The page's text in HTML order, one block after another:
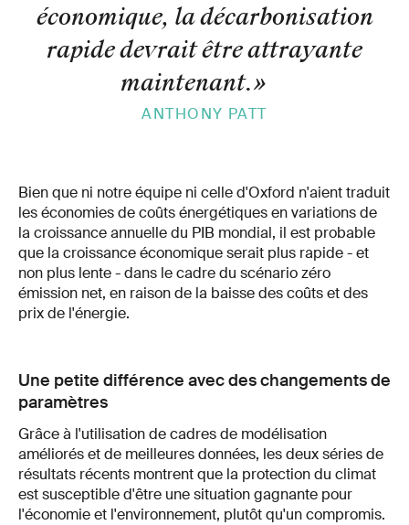
économique, la décarbonisation
rapide devrait être attrayante
maintenant.»
ANTHONY PATT
Bien que ni notre équipe ni celle d'Oxford n'aient traduit
les économies de coûts énergétiques en variations de
la croissance annuelle du PIB mondial, il est probable
que la croissance économique serait plus rapide - et
non plus lente - dans le cadre du scénario zéro
émission net, en raison de la baisse des coûts et des
prix de l'énergie.
Une petite différence avec des changements de
paramètres
Grâce à l'utilisation de cadres de modélisation
améliorés et de meilleures données, les deux séries de
résultats récents montrent que la protection du climat
est susceptible d'être une situation gagnante pour
l'économie et l'environnement, plutôt qu'un compromis.